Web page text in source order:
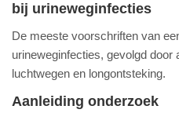
bij urineweginfecties
De meeste voorschriften van
urineweginfecties, gevolgd
luchtwegen en longontsteking.
Aanleiding onderzoek